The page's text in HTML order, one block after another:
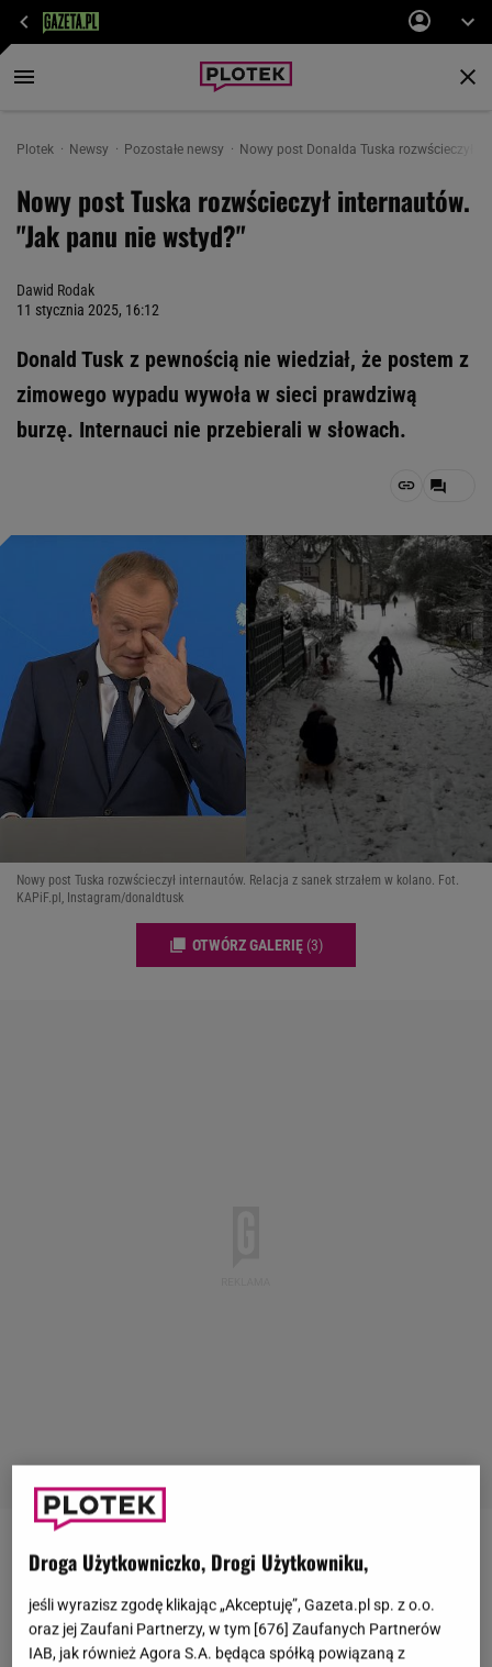
Plotek Newsy Pozostałe newsy Nowy post Donalda Tuska rozwścieczył
Nowy post Tuska rozwścieczył internautów.
"Jak panu nie wstyd?"
Dawid Rodak
11 stycznia 2025, 16:12
Donald Tusk z pewnością nie wiedział, że postem z
zimowego wypadu wywoła w sieci prawdziwą
burzę. Internauci nie przebierali w słowach.
Nowy post Tuska rozwścieczył internautów. Relacja z sanek strzałem w kolano. Fot.
KAPiF.pl, Instagram/donaldtusk
OTWÓRZ GALERIĘ (3)
Donald Tuskprzychylił się do prośbyAndrzeja Dudy
rangą przedstawicielom Izraela bezpieczeństwo w
czasie obchodów uroczystości 80. rocznicy
Droga Użytkowniczko, Drogi Użytkowniku,
jeśli wyrazisz zgodę klikając „Akceptuję”, Gazeta.pl sp. z o.o.
oraz jej Zaufani Partnerzy, w tym [676] Zaufanych Partnerów
IAB, jak również Agora S.A. będąca spółką powiązaną z